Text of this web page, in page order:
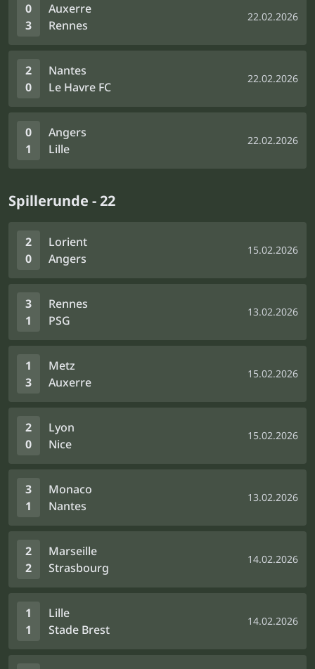
0
3
Auxerre
Rennes
22.02.2026
2
0
Nantes
Le Havre FC
22.02.2026
0
1
Angers
Lille
22.02.2026
Spillerunde - 22
2
0
Lorient
Angers
15.02.2026
3
1
Rennes
PSG
13.02.2026
1
3
Metz
Auxerre
15.02.2026
2
0
Lyon
Nice
15.02.2026
3
1
Monaco
Nantes
13.02.2026
2
2
Marseille
Strasbourg
14.02.2026
1
1
Lille
Stade Brest
14.02.2026